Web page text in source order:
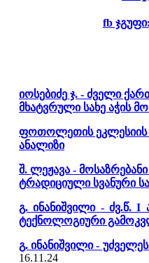
fb
იოსებიძე ჯ. - ძველი
მხატვრული სახე აჭის
ფოთოლეთის ეკლესიის
ანალიზი
შ. ლეჟავა -
ტრადიციული სვანური
გ. ინანიშვილი - ძვ.წ.
ტექნოლოგიური
გ. ინანიშვილი -
16.11.24